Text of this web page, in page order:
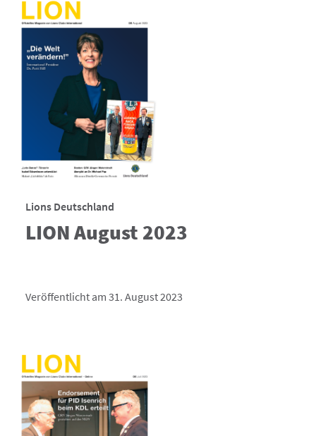
Lions Deutschland
LION August 2023
Veröffentlicht am 31. August 2023